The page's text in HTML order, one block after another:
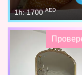
1h: 1700AED